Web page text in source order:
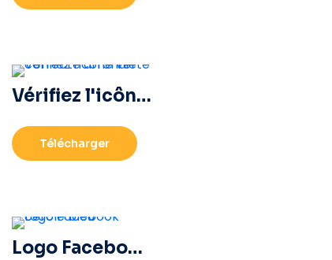
Vérifiez l'icône verte correcte arrondie
Télécharger
Logo Facebook cerclé bleu